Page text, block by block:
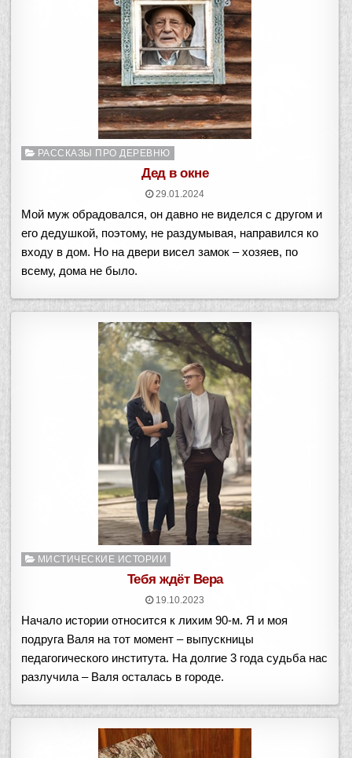
Опубликовано
РАССКАЗЫ ПРО ДЕРЕВНЮ
Дед в окне
29.01.2024
Мой муж обрадовался, он давно не виделся с другом и
его дедушкой, поэтому, не раздумывая, направился ко
входу в дом. Но на двери висел замок – хозяев, по
всему, дома не было.
Опубликовано
МИСТИЧЕСКИЕ ИСТОРИИ
Тебя ждёт Вера
19.10.2023
Начало истории относится к лихим 90-м. Я и моя
подруга Валя на тот момент – выпускницы
педагогического института. На долгие 3 года судьба нас
разлучила – Валя осталась в городе.